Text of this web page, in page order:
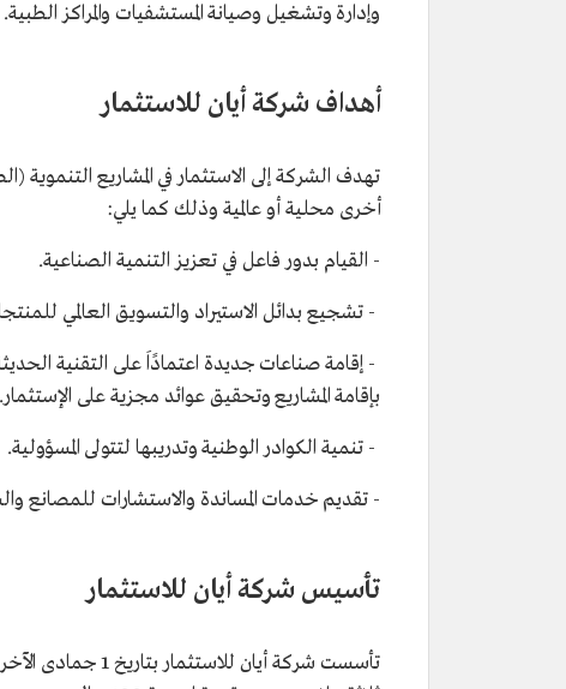
وإدارة وتشغيل وصيانة المستشفيات والمراكز الطبية.
أهداف شركة أيان للاستثمار
تهدف الشركة إلى الاستثمار في المشاريع
أخرى محلية أو عالمية وذلك كما يلي:
- القيام بدور فاعل في تعزيز التنمية الصناعية.
- تشجيع بدائل الاستيراد والتسويق العالمي
- إقامة صناعات جديدة اعتمادًاَ على التقنية
بإقامة المشاريع وتحقيق عوائد مجزية على الإستثمار.
- تنمية الكوادر الوطنية وتدريبها لتتولى المسؤولية.
- تقديم خدمات المساندة والاستشارات للمصانع
تأسيس شركة أيان للاستثمار